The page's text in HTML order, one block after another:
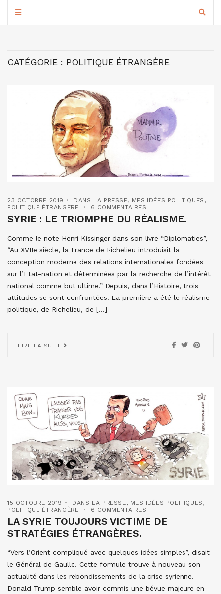
CATÉGORIE : POLITIQUE ÉTRANGÈRE
23 OCTOBRE 2019 DANS LA PRESSE, MES IDÉES POLITIQUES ,
POLITIQUE ÉTRANGÈRE
6 COMMENTAIRES
SYRIE : LE TRIOMPHE DU RÉALISME.
Comme le note Henri Kissinger dans son livre “Diplomaties”,
“Au XVIIe siècle, la France de Richelieu introduisit la
conception moderne des relations internationales fondées
sur l’Etat-nation et déterminées par la recherche de l’intérêt
national comme but ultime.” Depuis, dans l’Histoire, trois
attitudes se sont confrontées. La première a été le réalisme
politique, de Richelieu, de […]
LIRE LA SUITE
15 OCTOBRE 2019 DANS LA PRESSE, MES IDÉES POLITIQUES ,
POLITIQUE ÉTRANGÈRE
6 COMMENTAIRES
LA SYRIE TOUJOURS VICTIME DE
STRATÉGIES ÉTRANGÈRES.
“Vers l’Orient compliqué avec quelques idées simples”, disait
le Général de Gaulle. Cette formule trouve à nouveau son
actualité dans les rebondissements de la crise syrienne.
Donald Trump semble avoir commis une bévue majeure en